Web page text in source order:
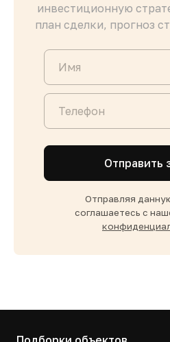
инвестиционную
план сделки, прогноз
Отправить
Отправляя
соглашаетесь с